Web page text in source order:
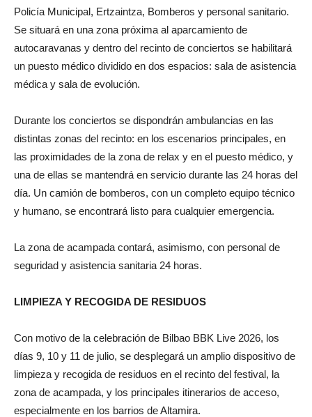
Policía Municipal, Ertzaintza, Bomberos y personal sanitario.
Se situará en una zona próxima al aparcamiento de
autocaravanas y dentro del recinto de conciertos se habilitará
un puesto médico dividido en dos espacios: sala de asistencia
médica y sala de evolución.
Durante los conciertos se dispondrán ambulancias en las
distintas zonas del recinto: en los escenarios principales, en
las proximidades de la zona de relax y en el puesto médico, y
una de ellas se mantendrá en servicio durante las 24 horas del
día. Un camión de bomberos, con un completo equipo técnico
y humano, se encontrará listo para cualquier emergencia.
La zona de acampada contará, asimismo, con personal de
seguridad y asistencia sanitaria 24 horas.
LIMPIEZA Y RECOGIDA DE RESIDUOS
Con motivo de la celebración de Bilbao BBK Live 2026, los
días 9, 10 y 11 de julio, se desplegará un amplio dispositivo de
limpieza y recogida de residuos en el recinto del festival, la
zona de acampada, y los principales itinerarios de acceso,
especialmente en los barrios de Altamira.